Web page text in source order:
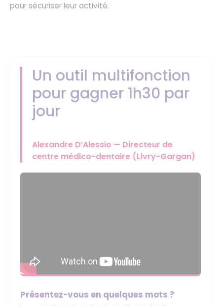
pour sécuriser leur activité.
Un outil multifonction
pour gagner 1h30 par
jour
Alexandre D’Alessio — Directeur de
centre médico-dentaire (Livry-Gargan)
Présentez-vous en quelques mots ?